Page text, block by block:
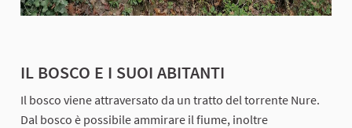
IL BOSCO E I SUOI ABITANTI
Il bosco viene attraversato da un tratto del torrente Nure.
Dal bosco è possibile ammirare il fiume, inoltre